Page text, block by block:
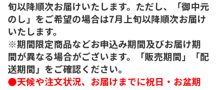
旬以降順次お届けいたします。ただし、「御中元
のし」をご希望の場合は7月上旬以降順次お届け
いたします。
※期間限定商品などお申込み期間及びお届け期
間が異なる場合がございます。「販売期間」「配
送期間」をご確認ください。
●天候や注文状況、お届けまでに祝日・お盆期